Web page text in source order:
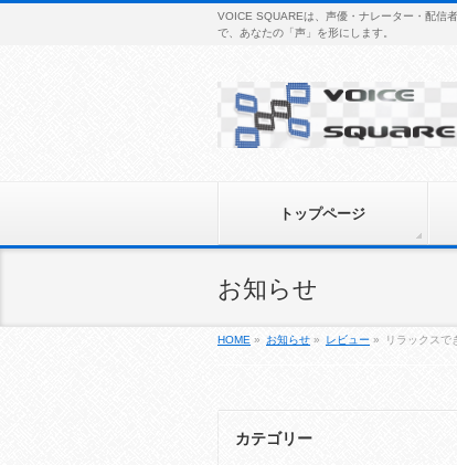
VOICE SQUAREは、声優・ナレーター・配信
で、あなたの「声」を形にします。
トップページ
お知らせ
HOME » お知らせ » レビュー » リラックスで
カテゴリー